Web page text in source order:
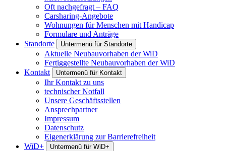
Oft nachgefragt – FAQ
Carsharing-Angebote
Wohnungen für Menschen mit Handicap
Formulare und Anträge
Standorte
Untermenü für Standorte
Aktuelle Neubauvorhaben der WiD
Fertiggestellte Neubauvorhaben der WiD
Kontakt
Untermenü für Kontakt
Ihr Kontakt zu uns
technischer Notfall
Unsere Geschäftsstellen
Ansprechpartner
Impressum
Datenschutz
Eigenerklärung zur Barrierefreiheit
WiD+
Untermenü für WiD+